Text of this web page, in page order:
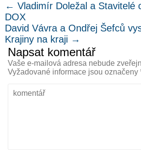
← Vladimír Doležal a Stavitelé
DOX
David Vávra a Ondřej Šefců
Krajiny na kraji →
Napsat komentář
Vaše e-mailová adresa nebude
Vyžadované informace jsou označeny